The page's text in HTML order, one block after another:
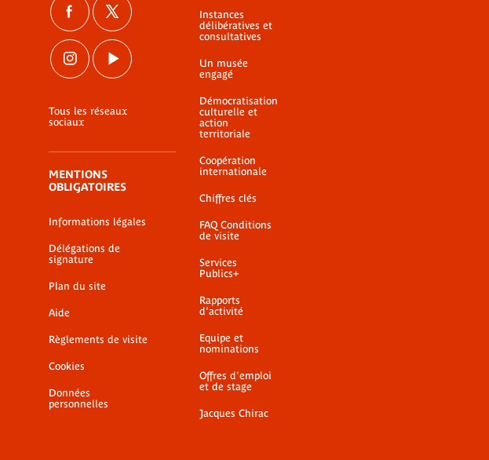
Tous les réseaux
sociaux
MENTIONS
OBLIGATOIRES
Informations légales
Délégations de
signature
Plan du site
Aide
Règlements de visite
Cookies
Données
personnelles
Instances
délibératives et
consultatives
Un musée
engagé
Démocratisation
culturelle et
action
territoriale
Coopération
internationale
Chiffres clés
FAQ Conditions
de visite
Services
Publics+
Rapports
d'activité
Equipe et
nominations
Offres d'emploi
et de stage
Jacques Chirac